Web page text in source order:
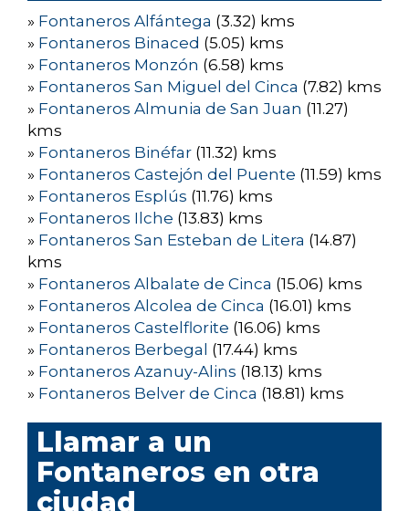
» Fontaneros Alfántega (3.32) kms
» Fontaneros Binaced (5.05) kms
» Fontaneros Monzón (6.58) kms
» Fontaneros San Miguel del Cinca (7.82) kms
» Fontaneros Almunia de San Juan (11.27)
kms
» Fontaneros Binéfar (11.32) kms
» Fontaneros Castejón del Puente (11.59) kms
» Fontaneros Esplús (11.76) kms
» Fontaneros Ilche (13.83) kms
» Fontaneros San Esteban de Litera (14.87)
kms
» Fontaneros Albalate de Cinca (15.06) kms
» Fontaneros Alcolea de Cinca (16.01) kms
» Fontaneros Castelflorite (16.06) kms
» Fontaneros Berbegal (17.44) kms
» Fontaneros Azanuy-Alins (18.13) kms
» Fontaneros Belver de Cinca (18.81) kms
Llamar a un
Fontaneros en otra
ciudad